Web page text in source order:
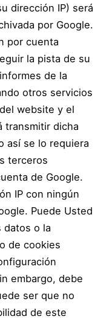
dirección IP) será
por Google.
por cuenta
la pista de su
de la
otros servicios
website y el
transmitir dicha
así se lo requiera
terceros
de Google.
IP con ningún
Puede Usted
datos o la
de cookies
embargo, debe
ser que no
de este